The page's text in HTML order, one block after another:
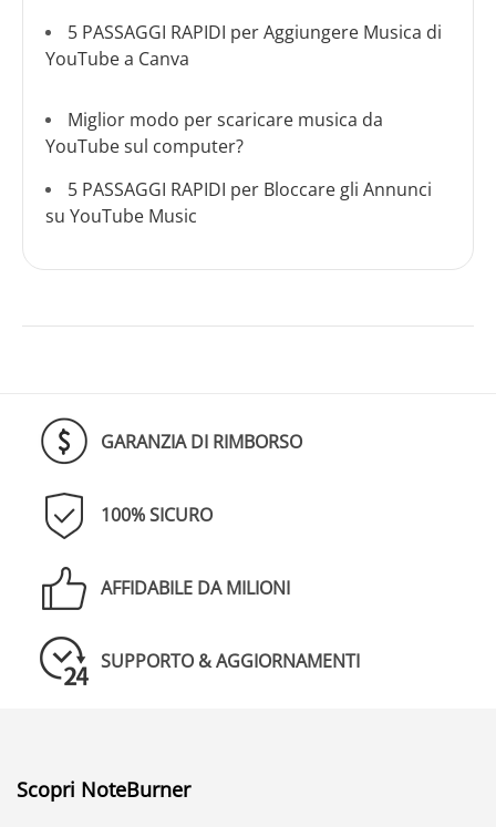
5 PASSAGGI RAPIDI per Aggiungere Musica di
YouTube a Canva
Miglior modo per scaricare musica da
YouTube sul computer?
5 PASSAGGI RAPIDI per Bloccare gli Annunci
su YouTube Music
GARANZIA DI RIMBORSO
100% SICURO
AFFIDABILE DA MILIONI
SUPPORTO & AGGIORNAMENTI
Scopri NoteBurner